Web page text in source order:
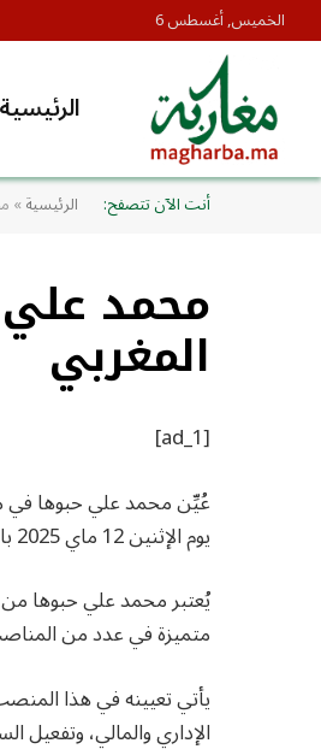
الخميس, أغسطس 6
الرئيسية
أنت الآن تتصفح: الرئيسية»
محمد
المغربي
[ad_1]
عُيِّن محمد علي حبوها في
يوم الإثنين 12 ماي 2025 بالقصر الملكي بالرباط.
يُعتبر محمد علي حبوها من
متميزة في عدد من
يأتي تعيينه في هذا
الإداري والمالي، وتفعيل